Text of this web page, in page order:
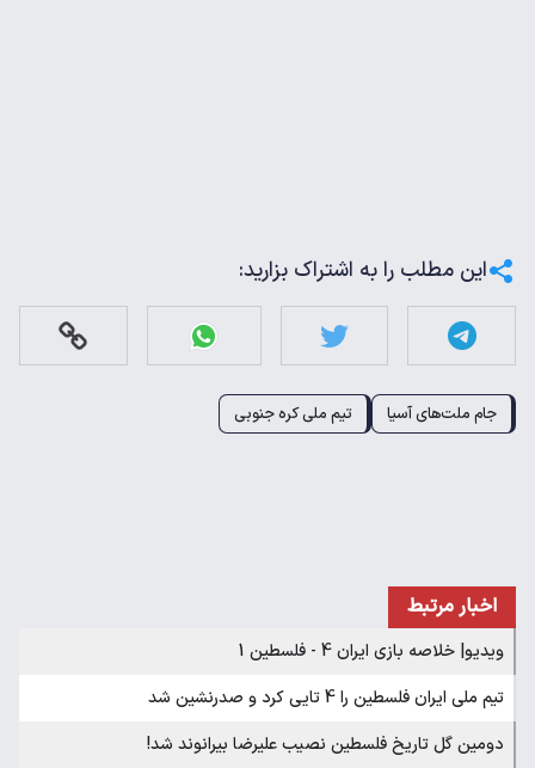
این مطلب را به اشتراک بزارید:
جام ملت‌های آسیا تیم ملی کره جنوبی
اخبار مرتبط
ویدیو| خلاصه بازی ایران 4 - فلسطین 1
تیم ملی ایران فلسطین را 4 تایی کرد و صدرنشین شد
دومین گل تاریخ فلسطین نصیب علیرضا بیرانوند شد!